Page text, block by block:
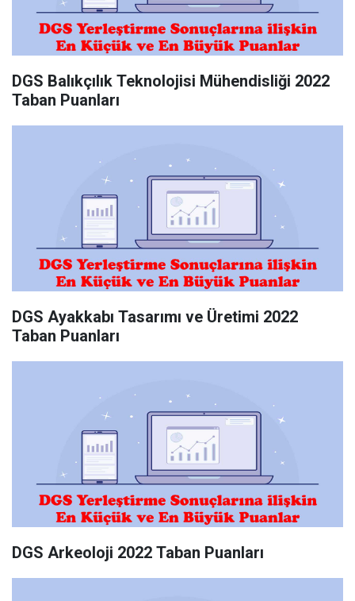
DGS Balıkçılık Teknolojisi Mühendisliği 2022
Taban Puanları
DGS Ayakkabı Tasarımı ve Üretimi 2022
Taban Puanları
DGS Arkeoloji 2022 Taban Puanları